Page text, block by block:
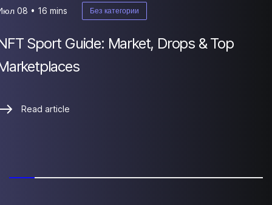
08 • 16 mins Без категории
Sport Guide: Market, Drops & Top
Read article